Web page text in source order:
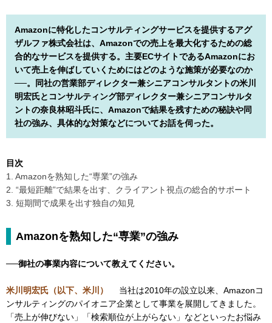
Amazonに特化したコンサルティングサービスを提供するアグ
ザルファ株式会社は、Amazonでの売上を最大化するための総
合的なサービスを提供する。主要ECサイトであるAmazonにお
いて売上を伸ばしていくためにはどのような施策が必要なのか
──。同社の営業部ディレクター兼シニアコンサルタントの米川
明宏氏とコンサルティング部ディレクター兼シニアコンサルタ
ントの奈良林昭斗氏に、Amazonで結果を残すための秘訣や同
社の強み、具体的な対策などについてお話を伺った。
目次
1. Amazonを熟知した“専業”の強み
2. “最短距離”で結果を出す、クライアント視点の総合的サポート
3. 短期間で成果を出す独自の知見
Amazonを熟知した“専業”の強み
──御社の事業内容について教えてください。
米川明宏氏（以下、米川）
当社は2010年の設立以来、Amazonコ
ンサルティングのパイオニア企業として事業を展開してきました。
「売上が伸びない」「検索順位が上がらない」などといったお悩み